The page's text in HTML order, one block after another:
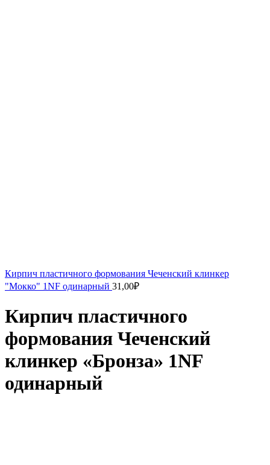
Кирпич пластичного формования Чеченский клинкер
"Мокко" 1NF одинарный 31,00₽
Кирпич пластичного
формования Чеченский
клинкер «Бронза» 1NF
одинарный